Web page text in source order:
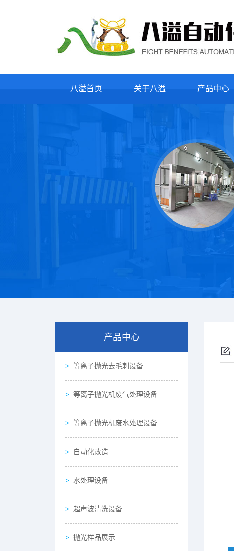
八溢首页 关于八溢 产品中心
产品中心
等离子抛光去毛刺设备
等离子抛光机废气处理设备
等离子抛光机废水处理设备
自动化改造
水处理设备
超声波清洗设备
抛光样品展示